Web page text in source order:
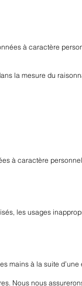
à caractère
la mesure du
à caractère
les usages
mains à la suite d’une
Nous nous